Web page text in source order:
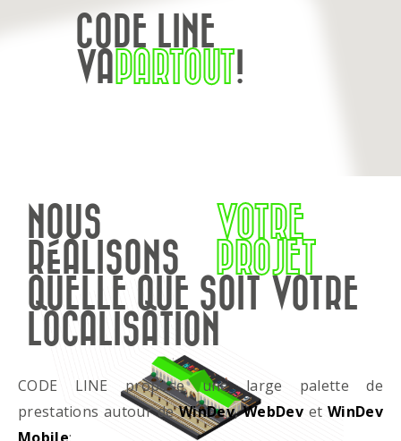
CODE LINE
VAPARTOUT!
NOUS
RÉALISONS
VOTRE
PROJET
QUELLE QUE SOIT VOTRE
LOCALISATION
CODE LINE propose une large palette de
prestations autour deWinDev,WebDevet WinDev